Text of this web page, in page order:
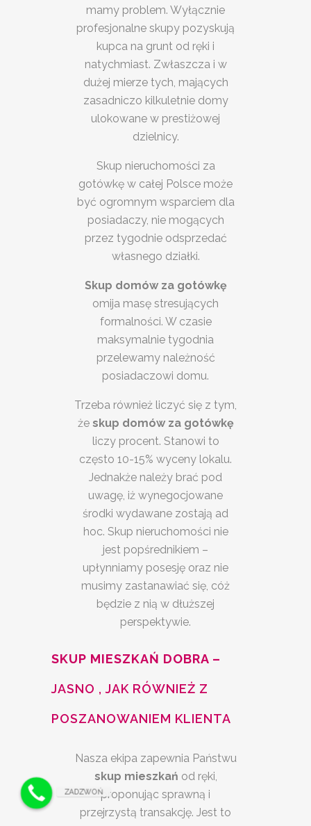
mamy problem. Wyłącznie
profesjonalne skupy pozyskują
kupca na grunt od ręki i
natychmiast. Zwłaszcza i w
dużej mierze tych, mających
zasadniczo kilkuletnie domy
ulokowane w prestiżowej
dzielnicy.
Skup nieruchomości za
gotówkę w całej Polsce może
być ogromnym wsparciem dla
posiadaczy, nie mogących
przez tygodnie odsprzedać
własnego działki.
Skup domów za gotówkę
omija masę stresujących
formalności. W czasie
maksymalnie tygodnia
przelewamy należność
posiadaczowi domu.
Trzeba również liczyć się z tym,
że skup domów za gotówkę
liczy procent. Stanowi to
często 10-15% wyceny lokalu.
Jednakże należy brać pod
uwagę, iż wynegocjowane
środki wydawane zostają ad
hoc. Skup nieruchomości nie
jest popśrednikiem –
upłynniamy posesję oraz nie
musimy zastanawiać się, cóż
będzie z nią w dłuższej
perspektywie.
SKUP MIESZKAŃ DOBRA –
JASNO , JAK RÓWNIEŻ Z
POSZANOWANIEM KLIENTA
Nasza ekipa zapewnia Państwu
skup mieszkań od ręki,
proponując sprawną i
przejrzystą transakcję. Jest to
ZADZWOŃ